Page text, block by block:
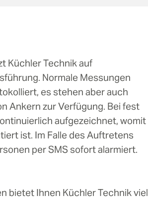
Küchler Technik auf
Normale Messungen
es stehen aber auch
Ankern zur Verfügung. Bei fest
aufgezeichnet, womit
ist. Im Falle des Auftretens
per SMS sofort alarmiert.
bietet Ihnen Küchler Technik viel